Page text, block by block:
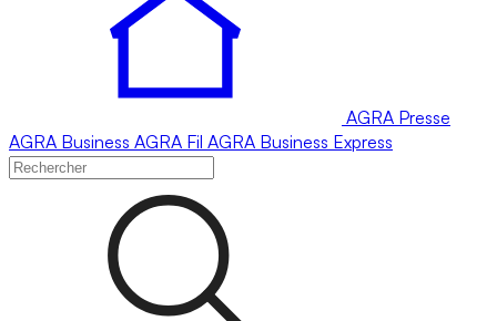
AGRA Presse
AGRA Business AGRA Fil AGRA Business Express